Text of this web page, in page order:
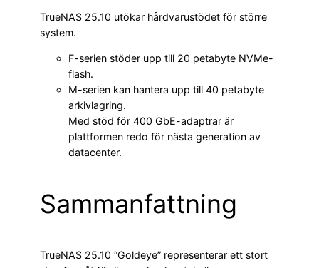
TrueNAS 25.10 utökar hårdvarustödet för större
system.
F-serien stöder upp till 20 petabyte NVMe-
flash.
M-serien kan hantera upp till 40 petabyte
arkivlagring.
Med stöd för 400 GbE-adaptrar är
plattformen redo för nästa generation av
datacenter.
Sammanfattning
TrueNAS 25.10 “Goldeye” representerar ett stort